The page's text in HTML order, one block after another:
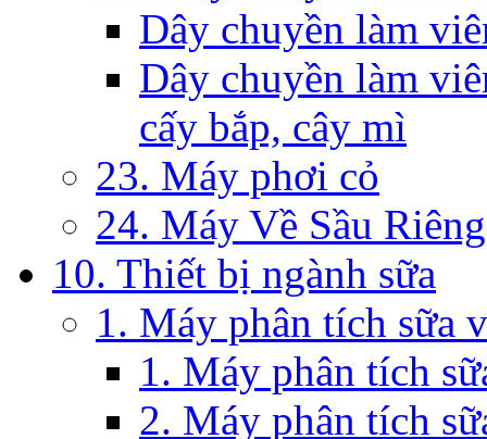
Dây chuyền làm
Dây chuyền làm
cấy bắp, cây mì
23. Máy phơi cỏ
24. Máy Về Sầu Riêng
10. Thiết bị ngành sữa
1. Máy phân tích sữa
1. Máy phân tích
2. Máy phân tích